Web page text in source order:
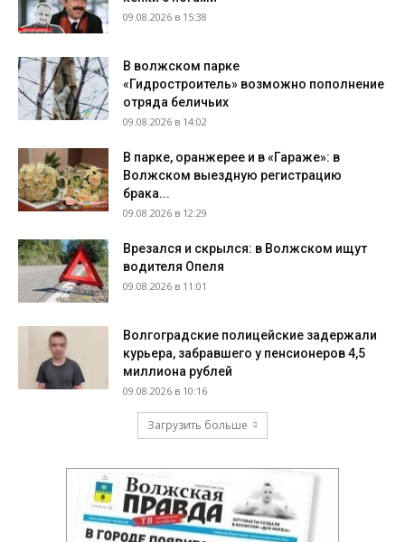
09.08.2026 в 15:38
В волжском парке
«Гидростроитель» возможно пополнение
отряда беличьих
09.08.2026 в 14:02
В парке, оранжерее и в «Гараже»: в
Волжском выездную регистрацию
брака...
09.08.2026 в 12:29
Врезался и скрылся: в Волжском ищут
водителя Опеля
09.08.2026 в 11:01
Волгоградские полицейские задержали
курьера, забравшего у пенсионеров 4,5
миллиона рублей
09.08.2026 в 10:16
Загрузить больше